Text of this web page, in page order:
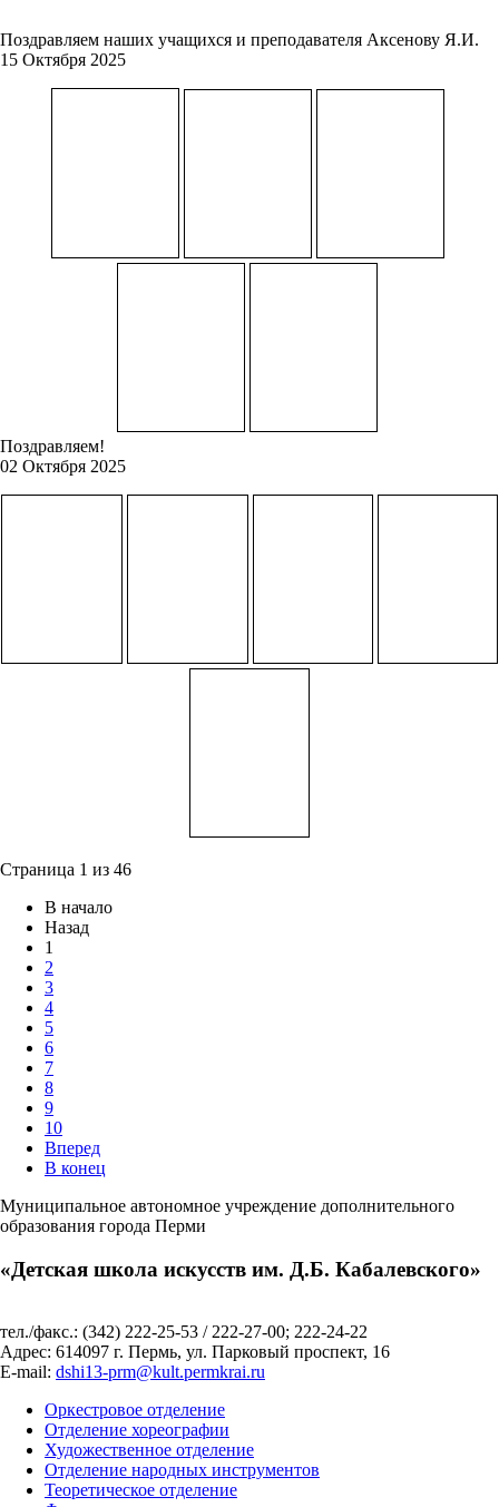
Поздравляем наших учащихся и преподавателя Аксенову Я.И.
15 Октября 2025
Поздравляем!
02 Октября 2025
Страница 1 из 46
В начало
Назад
1
2
3
4
5
6
7
8
9
10
Вперед
В конец
Муниципальное автономное учреждение дополнительного
образования города Перми
«Детская школа искусств им. Д.Б. Кабалевского»
тел./факс.: (342) 222-25-53 / 222-27-00; 222-24-22
Адрес: 614097 г. Пермь, ул. Парковый проспект, 16
E-mail: dshi13-prm@kult.permkrai.ru
Оркестровое отделение
Отделение хореографии
Художественное отделение
Отделение народных инструментов
Теоретическое отделение